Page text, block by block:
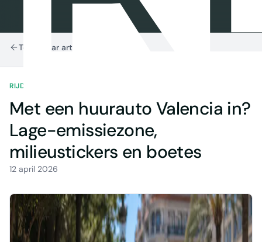
Terug naar artikelen
RIJDEN IN SPANJE
Met een huurauto Valencia in?
Lage-emissiezone,
milieustickers en boetes
12 april 2026